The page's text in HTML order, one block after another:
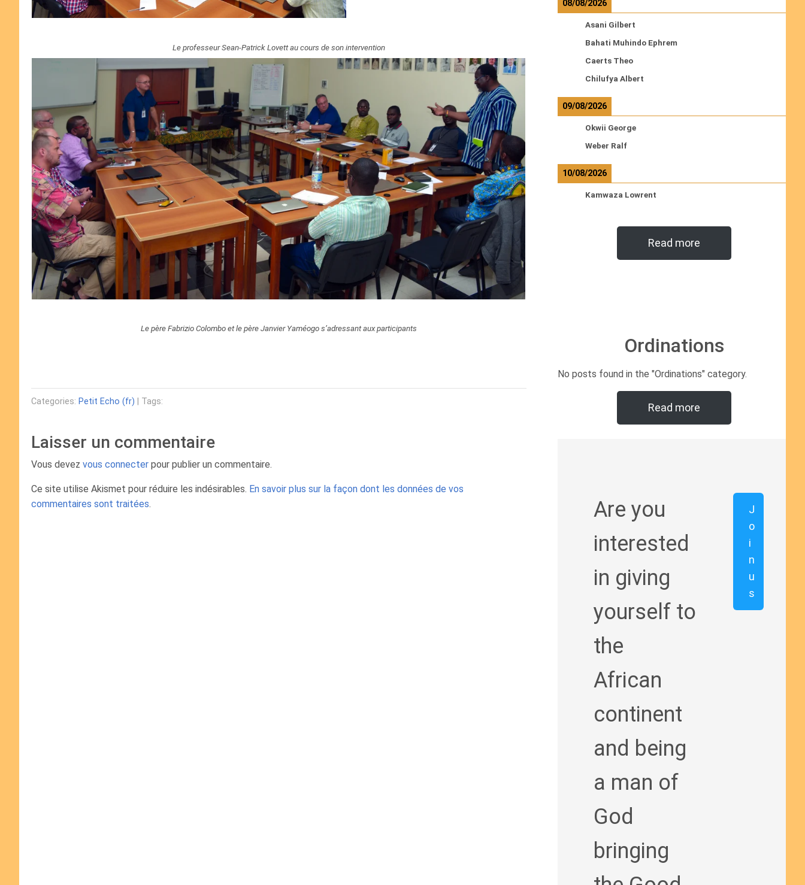
Le professeur Sean-Patrick Lovett au cours de son intervention
Le père Fabrizio Colombo et le père Janvier Yaméogo s’adressant aux participants
Categories: Petit Echo (fr) | Tags:
Laisser un commentaire
Vous devez vous connecter pour publier un commentaire.
Ce site utilise Akismet pour réduire les indésirables. En savoir plus sur la façon dont les données de vos
commentaires sont traitées.
08/08/2026
Asani Gilbert
Bahati Muhindo Ephrem
Caerts Theo
Chilufya Albert
09/08/2026
Okwii George
Weber Ralf
10/08/2026
Kamwaza Lowrent
Read more
Ordinations
No posts found in the "Ordinations" category.
Read more
Are you
interested
in giving
yourself to
the
African
continent
and being
a man of
God
bringing
J
o
i
n
u
s